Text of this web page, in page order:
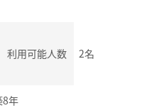
利用可能人数 2名
年